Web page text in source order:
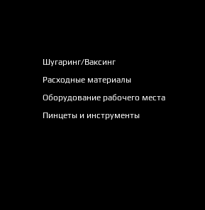
Шугаринг/Ваксинг
Расходные материалы
Оборудование рабочего места
Пинцеты и инструменты